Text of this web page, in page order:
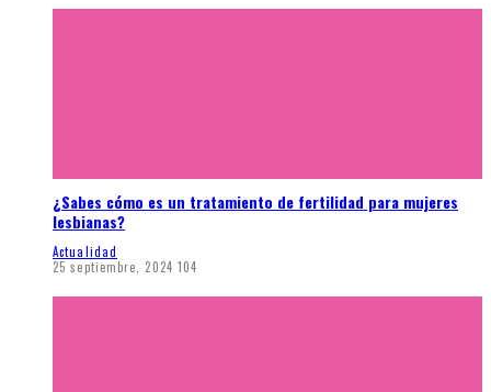
¿Sabes cómo es un tratamiento de fertilidad para mujeres
lesbianas?
Actualidad
25 septiembre, 2024 104